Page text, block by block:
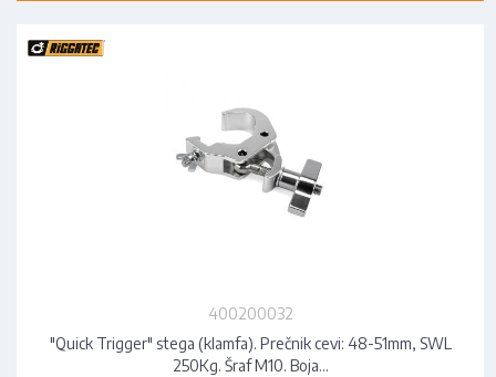
400200032
"Quick Trigger" stega (klamfa). Prečnik cevi: 48-51mm, SWL
250Kg. Šraf M10. Boja…